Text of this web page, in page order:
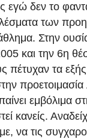
εγώ δεν το
των
Στην
και την 6η
πέτυχαν τα
εμβόλιμα
κανείς.
να τις